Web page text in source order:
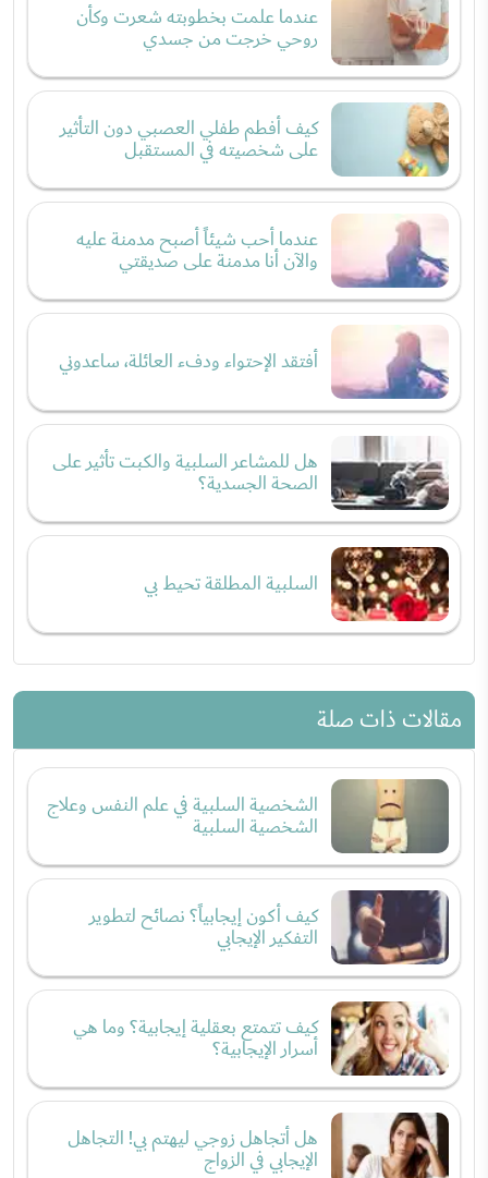
عندما علمت بخطوبته شعرت وكأن
روحي خرجت من جسدي
كيف أفطم طفلي العصبي دون التأثير
على شخصيته في المستقبل
عندما أحب شيئاً أصبح مدمنة عليه
والآن أنا مدمنة على صديقتي
أفتقد الإحتواء ودفء العائلة، ساعدوني
هل للمشاعر السلبية والكبت تأثير على
الصحة الجسدية؟
السلبية المطلقة تحيط بي
مقالات ذات صلة
الشخصية السلبية في علم النفس وعلاج
الشخصية السلبية
كيف أكون إيجابياً؟ نصائح لتطوير
التفكير الإيجابي
كيف تتمتع بعقلية إيجابية؟ وما هي
أسرار الإيجابية؟
هل أتجاهل زوجي ليهتم بي! التجاهل
الإيجابي في الزواج